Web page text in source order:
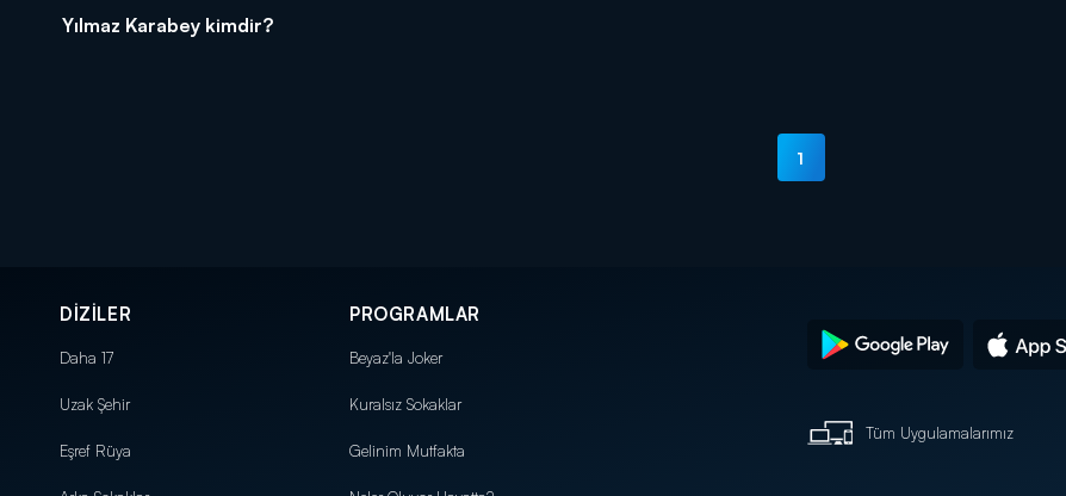
Yılmaz Karabey kimdir?
1
DİZİLER
Daha 17
Uzak Şehir
Eşref Rüya
PROGRAMLAR
Beyaz'la Joker
Kuralsız Sokaklar
Gelinim Mutfakta
Tüm Uygulamalarımız